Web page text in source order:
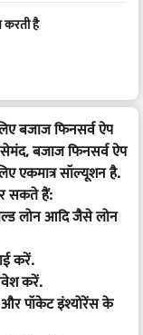
करती है
बजाज फिनसर्व ऐप
बजाज फिनसर्व ऐप
एकमात्र सॉल्यूशन है.
सकते हैं:
लोन आदि जैसे लोन
करें.
करें.
और पॉकेट इंश्योरेंस के